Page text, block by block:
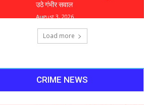
उठे गंभीर सवाल
August 3, 2026
Load more
CRIME NEWS